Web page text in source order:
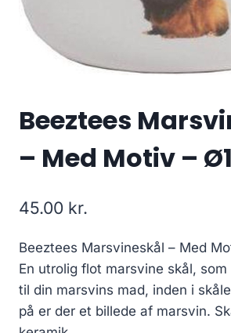
Beeztees
– Med Motiv –
45.00 kr.
Beeztees Marsvineskål – Med
En utrolig flot marsvine skål,
til din marsvins mad, inden i
på er der et billede af marsvin.